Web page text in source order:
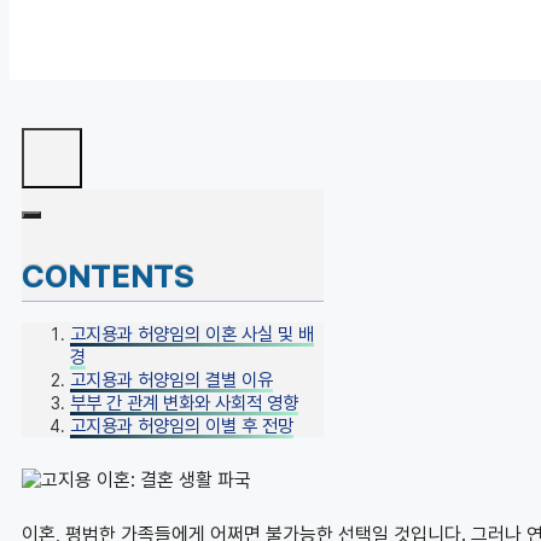
CONTENTS
고지용과 허양임의 이혼 사실 및 배
경
고지용과 허양임의 결별 이유
부부 간 관계 변화와 사회적 영향
고지용과 허양임의 이별 후 전망
이혼, 평범한 가족들에게 어쩌면 불가능한 선택일 것입니다. 그러나